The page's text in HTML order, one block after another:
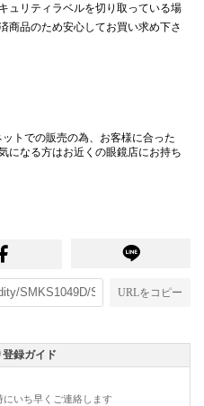
ュリティラベルを切り取っている場
商品のため安心してお買い求め下さ
トでの販売の為、お客様に合った
になる方はお近くの眼鏡店にお持ち
URLをコピー
録ガイド
いち早くご連絡します